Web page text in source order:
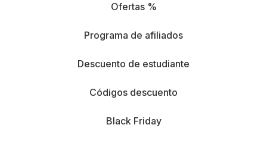
Ofertas %
Programa de afiliados
Descuento de estudiante
Códigos descuento
Black Friday